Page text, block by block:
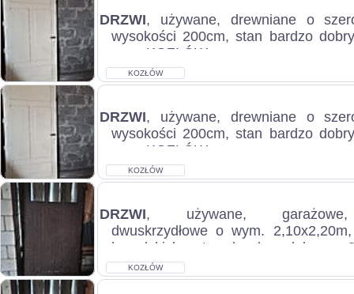
DRZWI, używane, drewniane o
wysokości 200cm, stan bardzo
uzg.. KOZŁÓW...
KOZŁÓW
DRZWI, używane, drewniane o
wysokości 200cm, stan bardzo
uzg.. KOZŁÓW...
KOZŁÓW
DRZWI, używane, garażowe,
dwuskrzydłowe o wym.
kowalskich, stan bardzo dobry,
KOZŁÓW 5...
KOZŁÓW